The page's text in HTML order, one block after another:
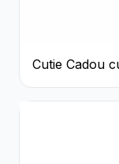
Cutie Cadou
Ferrero